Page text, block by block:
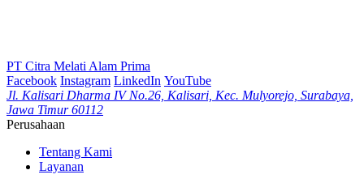
PT Citra Melati Alam Prima
Facebook Instagram LinkedIn YouTube
Jl. Kalisari Dharma IV No.26, Kalisari, Kec. Mulyorejo, Surabaya,
Jawa Timur 60112
Perusahaan
Tentang Kami
Layanan